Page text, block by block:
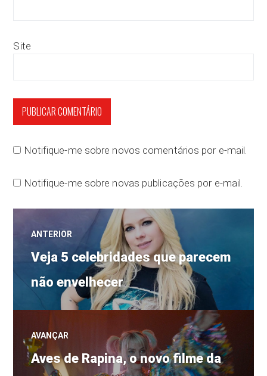
Site
Notifique-me sobre novos comentários por e-mail.
Notifique-me sobre novas publicações por e-mail.
Navegação
de
Post
ANTERIOR
Post
anterior:
Veja 5 celebridades que parecem
não envelhecer
AVANÇAR
Próximo
Aves de Rapina, o novo filme da